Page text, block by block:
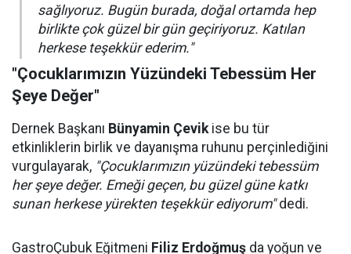
sağlıyoruz. Bugün burada, doğal ortamda hep
birlikte çok güzel bir gün geçiriyoruz. Katılan
herkese teşekkür ederim."
"Çocuklarımızın Yüzündeki Tebessüm Her
Şeye Değer"
Dernek Başkanı Bünyamin Çevikise bu tür
etkinliklerin birlik ve dayanışma ruhunu perçinlediğini
vurgulayarak, "Çocuklarımızın yüzündeki tebessüm
her şeye değer. Emeği geçen, bu güzel güne katkı
sunan herkese yürekten teşekkür ediyorum"dedi.
GastroÇubuk Eğitmeni Filiz Erdoğmuş da yoğun ve